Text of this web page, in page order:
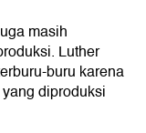
masih
Luther
buru karena
diproduksi